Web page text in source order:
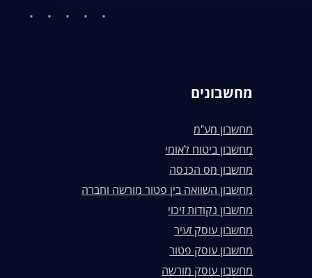
מחשבונים
מחשבון מע"מ
מחשבון ביטוח לאומי
מחשבון מס הכנסה
מחשבון השוואה בין פטור מורשה וחברה
מחשבון נקודות זיכוי
מחשבון עוסק זעיר
מחשבון עוסק פטור
מחשבון עוסק מורשה